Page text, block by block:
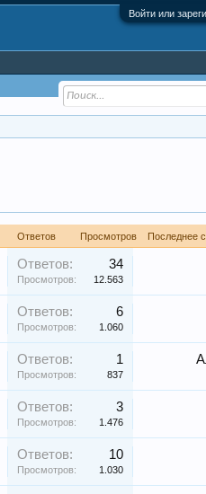
Войти или
Ответов Просмотров Последнее
Ответов: 34
Просмотров: 12.563
Ответов: 6
Просмотров: 1.060
Ответов: 1
Просмотров: 837
Ответов: 3
Просмотров: 1.476
Ответов: 10
Просмотров: 1.030